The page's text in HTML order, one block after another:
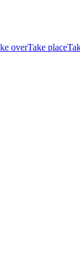
overTake place